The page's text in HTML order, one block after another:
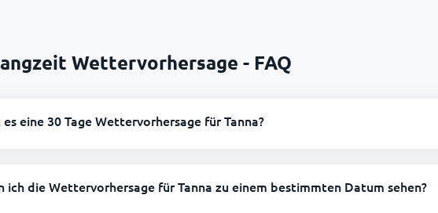
Wettervorhersage - FAQ
eine 30 Tage Wettervorhersage für Tanna?
ich die Wettervorhersage für Tanna zu einem bestimmten Datum sehen?